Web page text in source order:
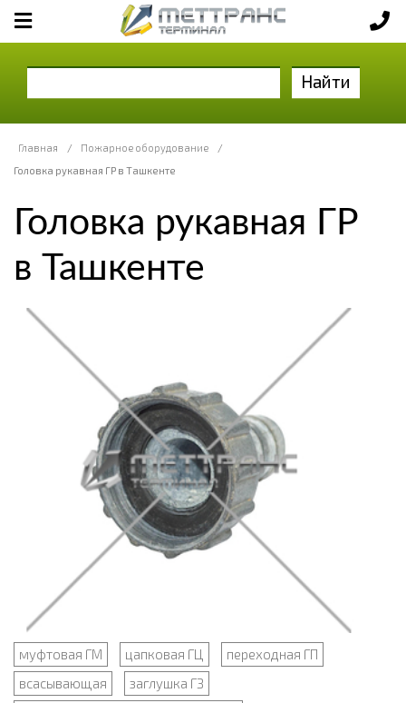
Найти
Главная / Пожарное оборудование
/
Головка рукавная ГР в Ташкенте
Головка рукавная ГР
в Ташкенте
муфтовая ГМ цапковая ГЦ
переходная ГП
всасывающая
заглушка ГЗ